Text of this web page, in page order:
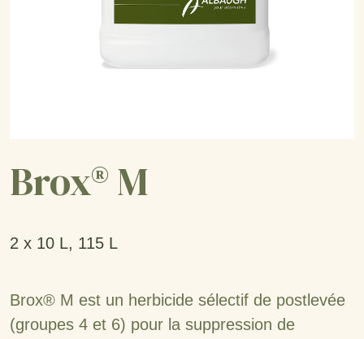
Brox® M
2 x 10 L, 115 L
Brox® M est un herbicide sélectif de postlevée
(groupes 4 et 6) pour la suppression de